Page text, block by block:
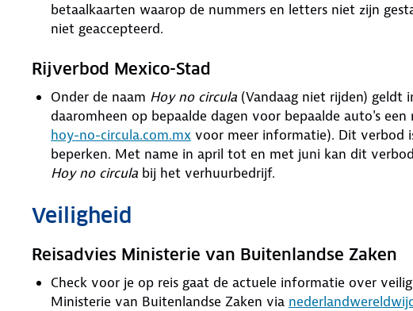
betaalkaarten waarop de nummers en letters niet zijn
niet geaccepteerd.
Rijverbod Mexico-Stad
Onder de naam Hoy no circula (Vandaag niet rijden) geldt
daaromheen op bepaalde dagen voor bepaalde auto's
hoy-no-circula.com.mx voor meer informatie). Dit verbod
beperken. Met name in april tot en met juni kan dit
Hoy no circula bij het verhuurbedrijf.
Veiligheid
Reisadvies Ministerie van Buitenlandse Zaken
Check voor je op reis gaat de actuele informatie over
Ministerie van Buitenlandse Zaken via